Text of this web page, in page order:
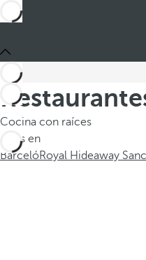
Cocina con raíces
Estás en
BarcelóRoyal Hideaway